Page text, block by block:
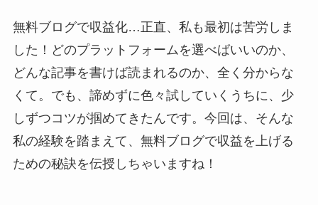
無料ブログで収益化…正直、私も最初は苦労しま
した！どのプラットフォームを選べばいいのか、
どんな記事を書けば読まれるのか、全く分からな
くて。でも、諦めずに色々試していくうちに、少
しずつコツが掴めてきたんです。今回は、そんな
私の経験を踏まえて、無料ブログで収益を上げる
ための秘訣を伝授しちゃいますね！